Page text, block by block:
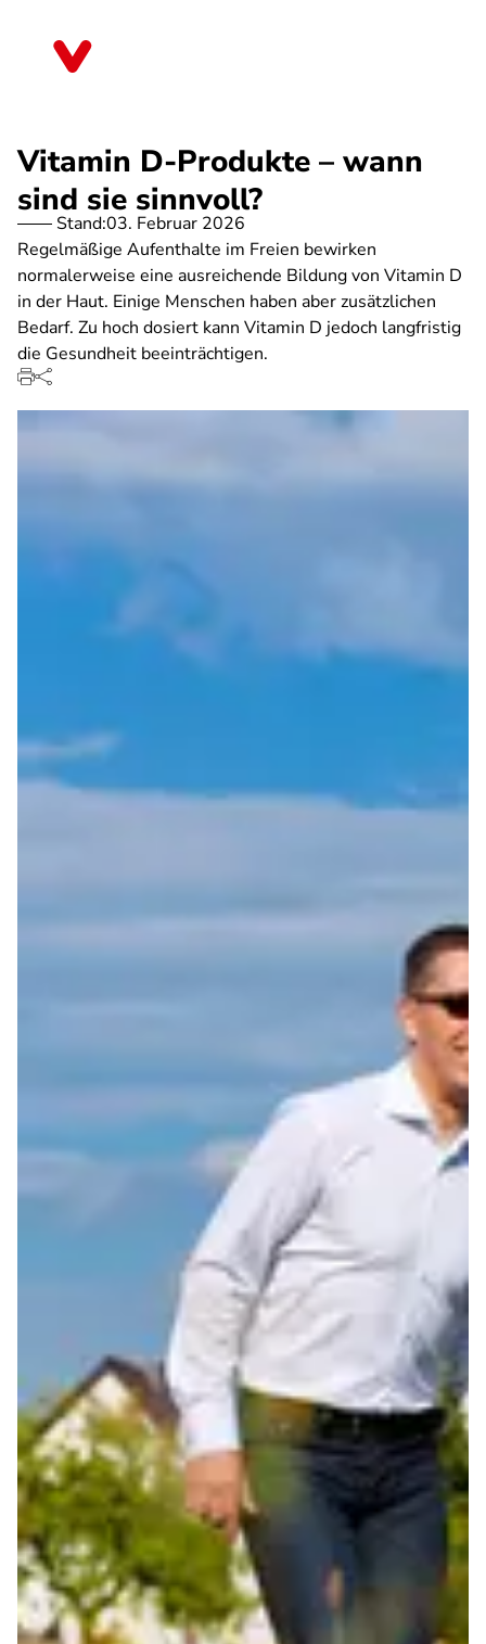
Vitamin D-Produkte – wann
sind sie sinnvoll?
Stand:03. Februar 2026
Regelmäßige Aufenthalte im Freien bewirken
normalerweise eine ausreichende Bildung von Vitamin D
in der Haut. Einige Menschen haben aber zusätzlichen
Bedarf. Zu hoch dosiert kann Vitamin D jedoch langfristig
die Gesundheit beeinträchtigen.